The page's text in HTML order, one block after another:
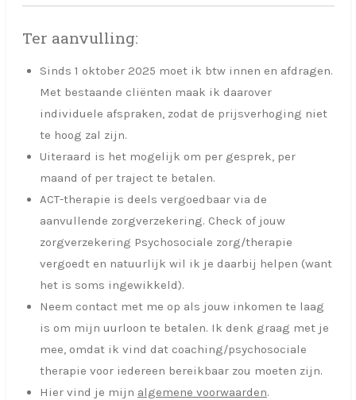
Ter aanvulling:
Sinds 1 oktober 2025 moet ik btw innen en afdragen.
Met bestaande cliënten maak ik daarover
individuele afspraken, zodat de prijsverhoging niet
te hoog zal zijn.
Uiteraard is het mogelijk om per gesprek, per
maand of per traject te betalen.
ACT-therapie is deels vergoedbaar via de
aanvullende zorgverzekering. Check of jouw
zorgverzekering Psychosociale zorg/therapie
vergoedt en natuurlijk wil ik je daarbij helpen (want
het is soms ingewikkeld).
Neem contact met me op als jouw inkomen te laag
is om mijn uurloon te betalen. Ik denk graag met je
mee, omdat ik vind dat coaching/psychosociale
therapie voor iedereen bereikbaar zou moeten zijn.
Hier vind je mijn algemene voorwaarden.